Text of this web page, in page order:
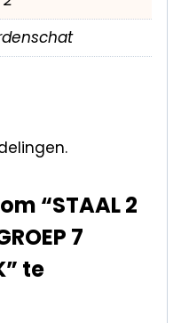
“STAAL 2
7
te